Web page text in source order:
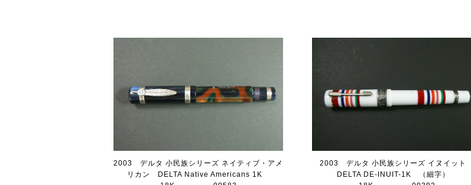
2003 デルタ 小民族シリーズ ネイティブ・アメ
リカン DELTA Native Americans 1K
2003 デルタ 小民族シリーズ イヌイット
DELTA DE-INUIT-1K （細字）